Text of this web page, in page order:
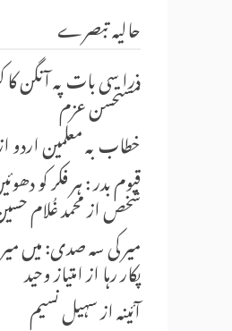
حالیہ تبصرے
ذرا سی بات پہ آنگن
مستحسن عزم
خطاب بہ معلمین اردو
قیوم بدر : ہر فکر کو
شخصازمحمد غُلام
میر کی سہ صدی: میں
پکار رہاازامتیاز وحید
آئینہازسہیل نسیم